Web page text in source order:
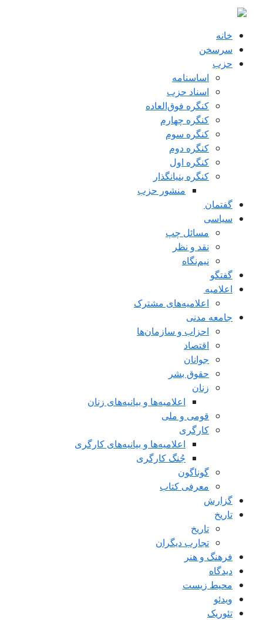
به محتوای اصلی
خانه
سرسخن
حزب
اساسنامه
اسناد حزب
کنگره فوق‌العاده
کنگره چهارم
کنگره سوم
کنگره دوم
کنگره اول
کنگره بنیانگذار
منشور حزب
گفتمان
سياسی
مسائل چپ
نقد و نظر
نیم‌نگاه
گفتگو
اعلاميه
اعلامیه‌های مشترک
جامعه مدنی
احزاب و سازمان‌ها
اقتصاد
جوانان
حقوق بشر
زنان
اعلامیه‌ها و بیانیه‌های زنان
قومی و ملی
کارگری
اعلامیه‌ها و بیانیه‌های کارگری
جُنگ کارگری
گوناگون
معرفی کتاب
گزارش
تاریخ
تاريخ
تجارب ديگران
فرهنگ و هنر
دیدگاه
محیط زیست
ویدئو
تئوریک